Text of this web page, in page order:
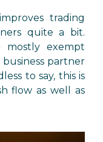
trading
quite a bit.
mostly exempt
partner
to say, this is
flow as well as